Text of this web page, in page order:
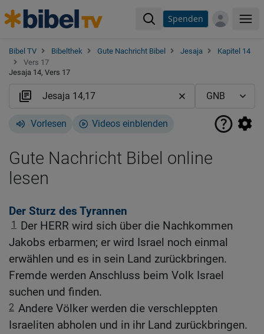
Spenden
Bibel TV Bibelthek Gute Nachricht Bibel Jesaja
Kapitel 14
Vers 17
Jesaja 14, Vers 17
Vorlesen Videos einblenden
Gute Nachricht Bibel online
lesen
Der Sturz des Tyrannen
1
Der HERR wird sich über die Nachkommen
Jakobs erbarmen; er wird Israel noch einmal
erwählen und es in sein Land zurückbringen.
Fremde werden Anschluss beim Volk Israel
suchen und finden.
2 Andere Völker werden die verschleppten
Israeliten abholen und in ihr Land zurückbringen.